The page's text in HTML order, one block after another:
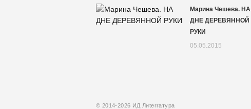
Марина Чешева. НА
ДНЕ ДЕРЕВЯННОЙ
РУКИ
05.05.2015
© 2014-2026 ИД Лиterraтура